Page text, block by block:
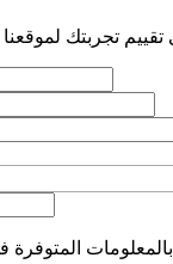
تجربتك
المتوفرة